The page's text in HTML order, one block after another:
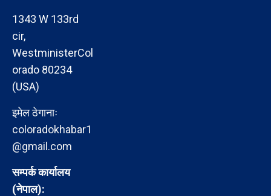
1343 W 133rd
cir,
WestministerCol
orado 80234
(USA)
इमेल ठेगानाः
coloradokhabar1
@gmail.com
सम्पर्क कार्यालय
(नेपाल):